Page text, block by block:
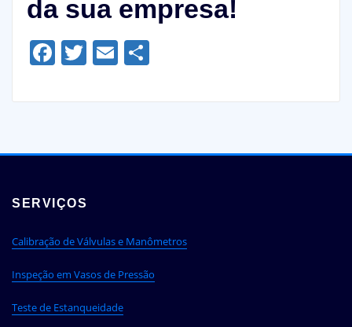
da sua empresa!
Facebook
Twitter
EmailShare
SERVIÇOS
Calibração de Válvulas e Manômetros
Inspeção em Vasos de Pressão
Teste de Estanqueidade